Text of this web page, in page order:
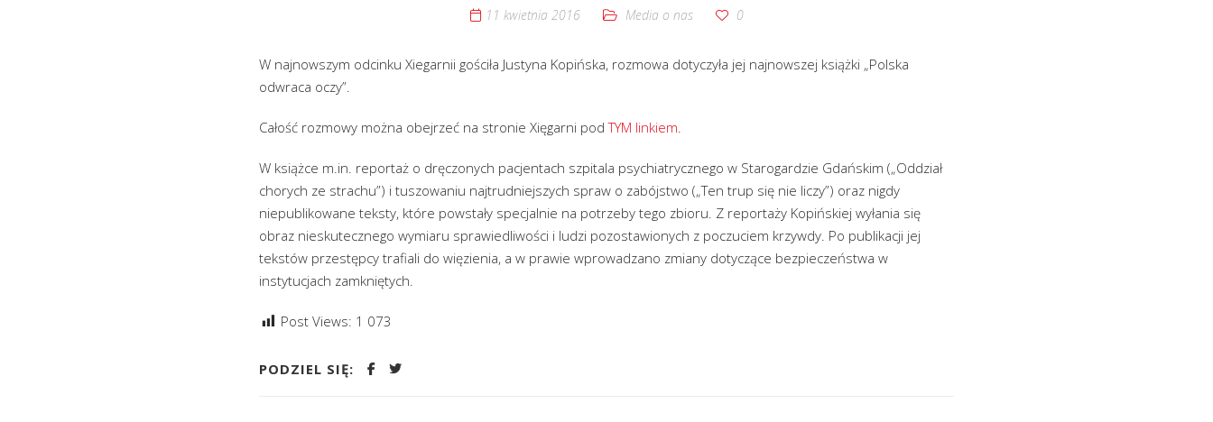
11 kwietnia 2016 Media o nas 0
W najnowszym odcinku Xiegarnii gościła Justyna Kopińska, rozmowa dotyczyła jej najnowszej książki „Polska
odwraca oczy”.
Całość rozmowy można obejrzeć na stronie Xięgarni podTYM linkiem.
W książce m.in. reportaż o dręczonych pacjentach szpitala psychiatrycznego w Starogardzie Gdańskim („Oddział
chorych ze strachu”) i tuszowaniu najtrudniejszych spraw o zabójstwo („Ten trup się nie liczy”) oraz nigdy
niepublikowane teksty, które powstały specjalnie na potrzeby tego zbioru. Z reportaży Kopińskiej wyłania się
obraz nieskutecznego wymiaru sprawiedliwości i ludzi pozostawionych z poczuciem krzywdy. Po publikacji jej
tekstów przestępcy trafiali do więzienia, a w prawie wprowadzano zmiany dotyczące bezpieczeństwa w
instytucjach zamkniętych.
Post Views: 1 073
PODZIEL SIĘ: